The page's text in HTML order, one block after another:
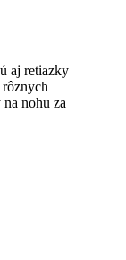
aj retiazky
nohu za